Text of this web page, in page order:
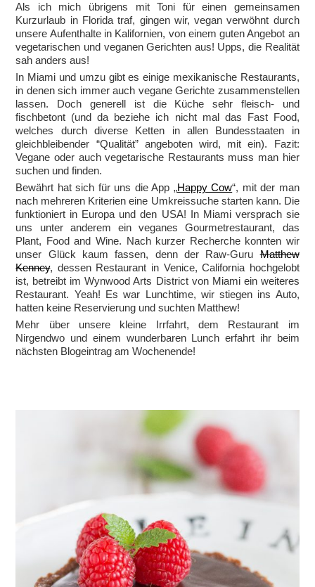
Als ich mich übrigens mit Toni für einen gemeinsamen
Kurzurlaub in Florida traf, gingen wir, vegan verwöhnt durch
unsere Aufenthalte in Kalifornien, von einem guten Angebot an
vegetarischen und veganen Gerichten aus! Upps, die Realität
sah anders aus!
In Miami und umzu gibt es einige mexikanische Restaurants,
in denen sich immer auch vegane Gerichte zusammenstellen
lassen. Doch generell ist die Küche sehr fleisch- und
fischbetont (und da beziehe ich nicht mal das Fast Food,
welches durch diverse Ketten in allen Bundesstaaten in
gleichbleibender “Qualität” angeboten wird, mit ein). Fazit:
Vegane oder auch vegetarische Restaurants muss man hier
suchen und finden.
Bewährt hat sich für uns die App „Happy Cow“, mit der man
nach mehreren Kriterien eine Umkreissuche starten kann. Die
funktioniert in Europa und den USA! In Miami versprach sie
uns unter anderem ein veganes Gourmetrestaurant, das
Plant, Food and Wine. Nach kurzer Recherche konnten wir
unser Glück kaum fassen, denn der Raw-GuruMatthew
Kenney, dessen Restaurant in Venice, California hochgelobt
ist, betreibt im Wynwood Arts District von Miami ein weiteres
Restaurant. Yeah! Es war Lunchtime, wir stiegen ins Auto,
hatten keine Reservierung und suchten Matthew!
Mehr über unsere kleine Irrfahrt, dem Restaurant im
Nirgendwo und einem wunderbaren Lunch erfahrt ihr beim
nächsten Blogeintrag am Wochenende!